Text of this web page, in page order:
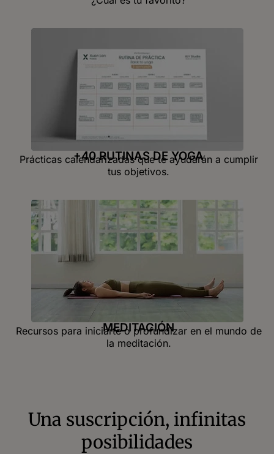
+40 RUTINAS DE YOGA
Prácticas calendarizadas que te ayudarán a cumplir
tus objetivos.
MEDITACIÓN
Recursos para iniciarte o profundizar en el mundo de
la meditación.
Una suscripción, infinitas
posibilidades